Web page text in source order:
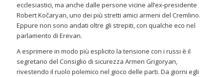
ecclesiastici, ma anche dalle persone vicine all’ex-presidente
Robert Kočaryan, uno dei più stretti amici armeni del Cremlino.
Eppure non sono andati oltre gli strepiti, con qualche eco nel
parlamento di Erevan.
A esprimere in modo più esplicito la tensione con i russi è il
segretario del Consiglio di sicurezza Armen Grigoryan,
rivestendo il ruolo polemico nel gioco delle parti. Da giorni egli